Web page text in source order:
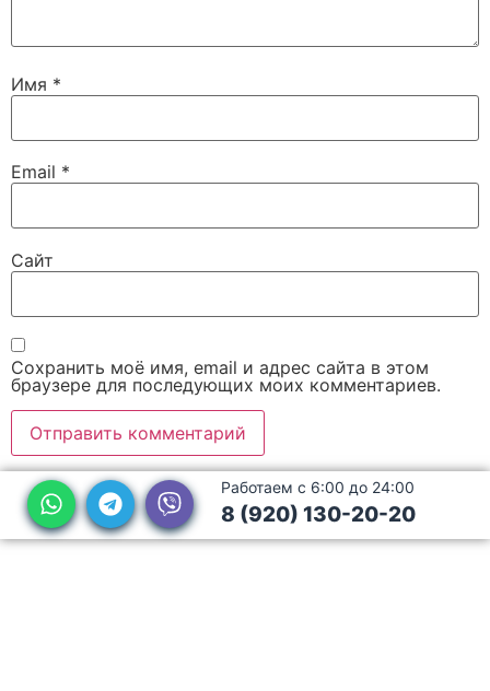
Имя *
Email *
Сайт
Сохранить моё имя, email и адрес сайта в этом
браузере для последующих моих комментариев.
Работаем с 6:00 до 24:00
8 (920) 130-20-20